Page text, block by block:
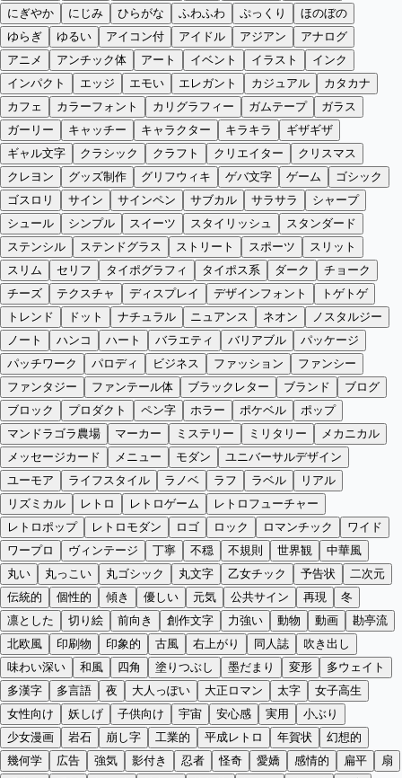
にぎやか
にじみ ひらがな ふわふわ ぷっくり
ほのぼの
ゆらぎ
ゆるい アイコン付 アイドル アジアン
アナログ
アニメ
アンチック体 アート イベント イラスト
インク
インパクト
エッジ エモい エレガント カジュアル
カタカナ
カフェ
カラーフォント カリグラフィー ガムテープ
ガラス
ガーリー
キャッチー キャラクター キラキラ
ギザギザ
ギャル文字
クラシック クラフト クリエイター
クリスマス
クレヨン
グッズ制作 グリフウィキ ゲバ文字 ゲーム
ゴシック
ゴスロリ
サイン サインペン サブカル サラサラ
シャープ
シュール
シンプル スイーツ スタイリッシュ
スタンダード
ステンシル
ステンドグラス ストリート スポーツ
スリット
スリム
セリフ タイポグラフィ タイポス系 ダーク
チョーク
チーズ
テクスチャ ディスプレイ デザインフォント
トゲトゲ
トレンド
ドット ナチュラル ニュアンス ネオン
ノスタルジー
ノート
ハンコ ハート バラエティ バリアブル
パッケージ
パッチワーク
パロディ ビジネス ファッション
ファンシー
ファンタジー
ファンテール体 ブラックレター ブランド
ブログ
ブロック
プロダクト ペン字 ホラー ポケベル
ポップ
マンドラゴラ農場
マーカー ミステリー ミリタリー
メカニカル
メッセージカード
メニュー モダン
ユニバーサルデザイン
ユーモア
ライフスタイル ラノベ ラフ ラベル
リアル
リズミカル
レトロ レトロゲーム
レトロフューチャー
レトロポップ
レトロモダン ロゴ ロック ロマンチック
ワイド
ワープロ
ヴィンテージ 丁寧 不穏 不規則 世界観
中華風
丸い
丸っこい 丸ゴシック 丸文字 乙女チック 予告状
二次元
伝統的
個性的 傾き 優しい 元気 公共サイン 再現
冬
凛とした
切り絵 前向き 創作文字 力強い 動物 動画
勘亭流
北欧風
印刷物 印象的 古風 右上がり 同人誌
吹き出し
味わい深い
和風 四角 塗りつぶし 墨だまり 変形
多ウェイト
多漢字
多言語 夜 大人っぽい 大正ロマン 太字
女子高生
女性向け
妖しげ 子供向け 宇宙 安心感 実用
小ぶり
少女漫画
岩石 崩し字 工業的 平成レトロ 年賀状
幻想的
幾何学
広告 強気 影付き 忍者 怪奇 愛嬌 感情的 扁平
扇